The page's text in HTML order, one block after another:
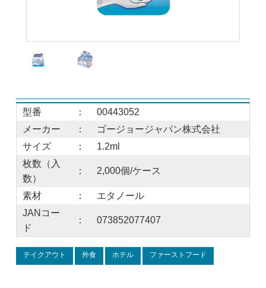
型番 ：
00443052
メーカー
：
ゴージョージャパン株式会社
サイズ
：
1.2ml
枚数（入
数）
： 2,000個/ケース
素材 ：
エタノール
JANコー
ド
： 073852077407
テイクアウト 外食 ホテル ファーストフード